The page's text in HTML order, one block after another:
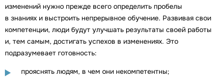
изменений нужно прежде всего определить пробелы
в знаниях и выстроить непрерывное обучение. Развивая свои
компетенции, люди будут улучшать результаты своей работы
и, тем самым, достигать успехов в изменениях. Это
подразумевает готовность:
прояснять людям, в чем они некомпетентны;